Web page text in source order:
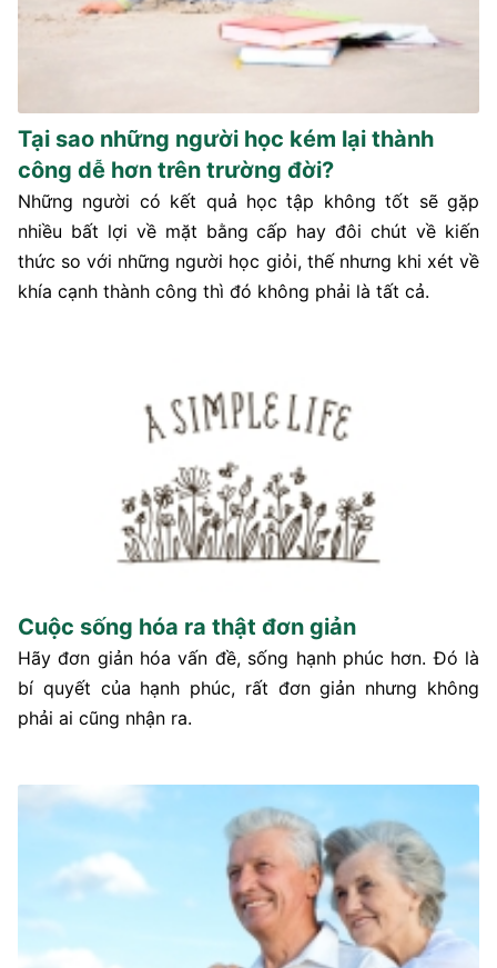
Tại sao những người học kém lại thành
công dễ hơn trên trường đời?
Những người có kết quả học tập không tốt sẽ gặp
nhiều bất lợi về mặt bằng cấp hay đôi chút về kiến
thức so với những người học giỏi, thế nhưng khi xét về
khía cạnh thành công thì đó không phải là tất cả.
Cuộc sống hóa ra thật đơn giản
Hãy đơn giản hóa vấn đề, sống hạnh phúc hơn. Đó là
bí quyết của hạnh phúc, rất đơn giản nhưng không
phải ai cũng nhận ra.